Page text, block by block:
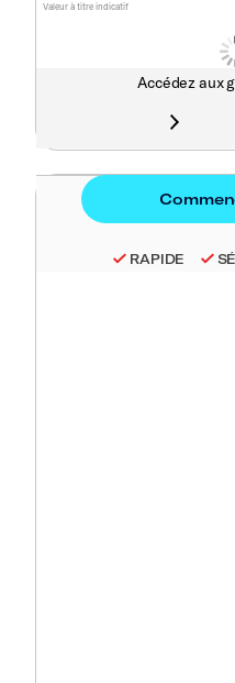
Valeur à titre indicatif
Accédez aux
RAPIDE